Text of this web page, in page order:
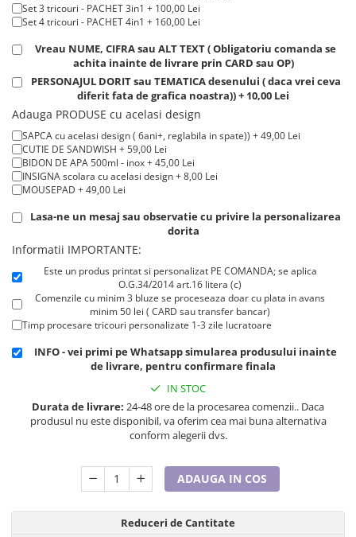
Tricouri de cuplu Valentine's Day
Cadouri pentru Bunici
Cadouri pentru Nasi si Fini
Cadouri Craciun
Cadouri pentru Mama
Cadouri pentru profesori sau absolventi
Cadouri Back to school
Cadouri de Paște
8 Martie
Cadouri pentru CUPLU El & Ea
Cadouri GRAVIDE
Cadouri pentru sportivi
Cadouri Pensionare
Cadouri Colegi, sefi sau angajati
Cadouri pentru Doctori
Martisoare
Set 3 tricouri - PACHET 3in1 + 100,00 Lei
Set 4 tricouri - PACHET 4in1 + 160,00 Lei
Vreau NUME, CIFRA sau ALT TEXT ( Obligatoriu comanda se
achita inainte de livrare prin CARD sau OP)
PERSONAJUL DORIT sau TEMATICA desenului ( daca vrei ceva
diferit fata de grafica noastra)) + 10,00 Lei
Adauga PRODUSE cu acelasi design
SAPCA cu acelasi design ( 6ani+, reglabila in spate)) + 49,00 Lei
CUTIE DE SANDWISH + 59,00 Lei
BIDON DE APA 500ml - inox + 45,00 Lei
INSIGNA scolara cu acelasi design + 8,00 Lei
MOUSEPAD + 49,00 Lei
Lasa-ne un mesaj sau observatie cu privire la personalizarea
dorita
Informatii IMPORTANTE:
Este un produs printat si personalizat PE COMANDA; se aplica
O.G.34/2014 art.16 litera (c)
Comenzile cu minim 3 bluze se proceseaza doar cu plata in avans
minim 50 lei ( CARD sau transfer bancar)
Timp procesare tricouri personalizate 1-3 zile lucratoare
INFO - vei primi pe Whatsapp simularea produsului inainte
de livrare, pentru confirmare finala
IN STOC
Durata de livrare: 24-48 ore de la procesarea comenzii.. Daca
produsul nu este disponibil, va oferim cea mai buna alternativa
conform alegerii dvs.
ADAUGA IN COS
Reduceri de Cantitate